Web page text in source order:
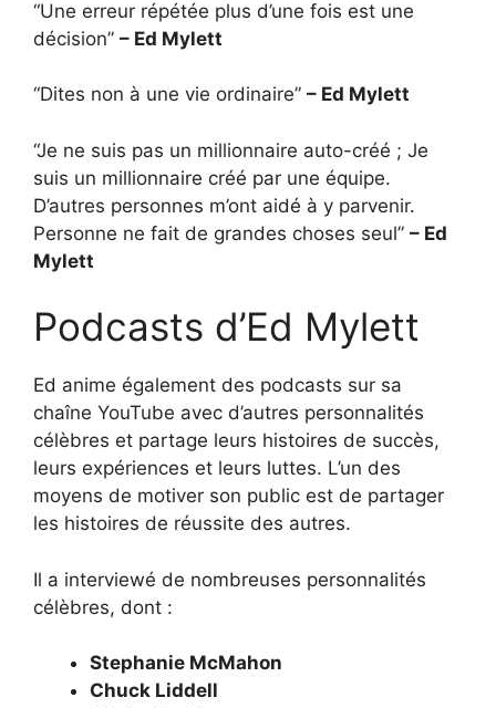
“Une erreur répétée plus d’une fois est une
décision” – Ed Mylett
“Dites non à une vie ordinaire” – Ed Mylett
“Je ne suis pas un millionnaire auto-créé ; Je
suis un millionnaire créé par une équipe.
D’autres personnes m’ont aidé à y parvenir.
Personne ne fait de grandes choses seul” – Ed
Mylett
Podcasts d’Ed Mylett
Ed anime également des podcasts sur sa
chaîne YouTube avec d’autres personnalités
célèbres et partage leurs histoires de succès,
leurs expériences et leurs luttes. L’un des
moyens de motiver son public est de partager
les histoires de réussite des autres.
Il a interviewé de nombreuses personnalités
célèbres, dont :
Stephanie McMahon
Chuck Liddell